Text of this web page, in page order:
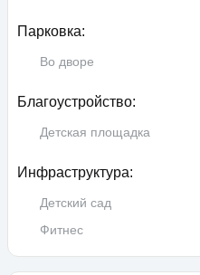
Парковка:
Во дворе
Благоустройство:
Детская площадка
Инфраструктура:
Детский сад
Фитнес